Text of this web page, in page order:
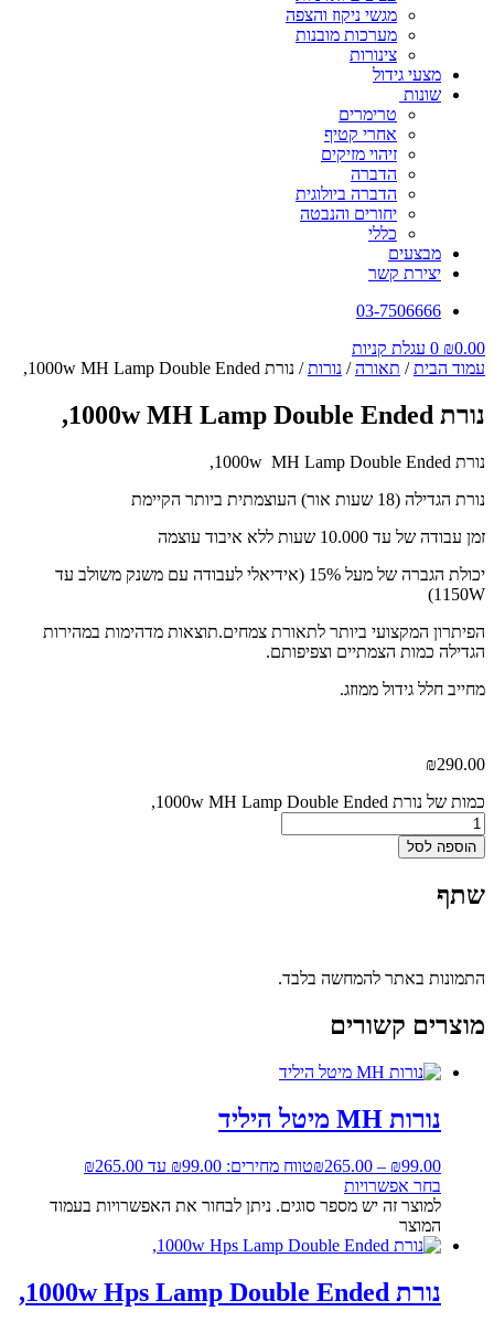
מגשי ניקוז והצפה
מערכות מובנות
צינורות
מצעי גידול
שונות
טרימרים
אחרי קטיף
זיהוי מזיקים
הדברה
הדברה ביולוגית
יחורים והנבטה
כללי
מבצעים
יצירת קשר
03-7506666
₪0.00
0 עגלת קניות
עמוד הבית/ תאורה/ נורות/ נורת 1000w MH Lamp Double Ended,
נורת 1000w MH Lamp Double Ended,
נורת 1000w MH Lamp Double Ended,
נורת הגדילה (18 שעות אור) העוצמתית ביותר הקיימת
זמן עבודה של עד 10.000 שעות ללא איבוד עוצמה
יכולת הגברה של מעל 15% (אידיאלי לעבודה עם משנק משולב עד
1150W)
הפיתרון המקצועי ביותר לתאורת צמחים.תוצאות מדהימות במהירות
הגדילה כמות הצמתיים וצפיפותם.
מחייב חלל גידול ממוזג.
₪290.00
כמות של נורת 1000w MH Lamp Double Ended,
הוספה לסל
שתף
התמונות באתר להמחשה בלבד.
מוצרים קשורים
נורות MH מיטל היליד
₪99.00
–
₪265.00
טווח מחירים: ⁦₪99.00⁩ עד ⁦₪265.00⁩
בחר אפשרויות
למוצר זה יש מספר סוגים. ניתן לבחור את האפשרויות בעמוד
המוצר
נורת 1000w Hps Lamp Double Ended,